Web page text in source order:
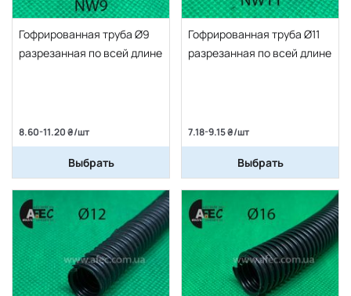
Гофрированная труба Ø9
разрезанная по всей длине
8.60-11.20 ₴/шт
Выбрать
Гофрированная труба Ø11
разрезанная по всей длине
7.18-9.15 ₴/шт
Выбрать